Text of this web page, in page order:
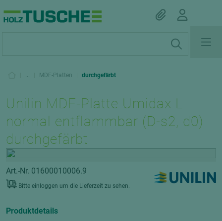
... MDF-Platten durchgefärbt
Unilin MDF-Platte Umidax L
normal entflammbar (D-s2, d0)
durchgefärbt
Art.-Nr. 01600010006.9
Bitte einloggen um die Lieferzeit zu sehen.
Produktdetails